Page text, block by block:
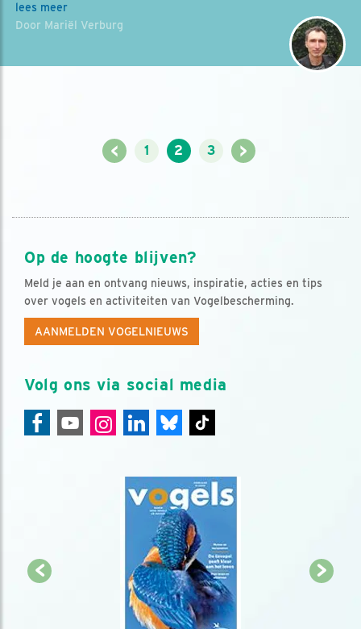
lees meer
Door Mariël Verburg
< 1 2 3 >
Op de hoogte blijven?
Meld je aan en ontvang nieuws, inspiratie, acties en tips
over vogels en activiteiten van Vogelbescherming.
AANMELDEN VOGELNIEUWS
Volg ons via social media